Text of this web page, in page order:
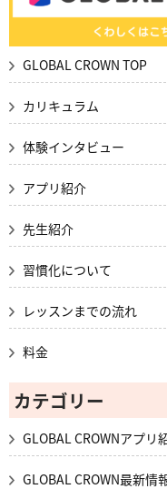
GLOBAL CROWN TOP
カリキュラム
体験インタビュー
アプリ紹介
先生紹介
習慣化について
レッスンまでの流れ
料金
カテゴリー
GLOBAL CROWNアプリ
GLOBAL CROWN最新情